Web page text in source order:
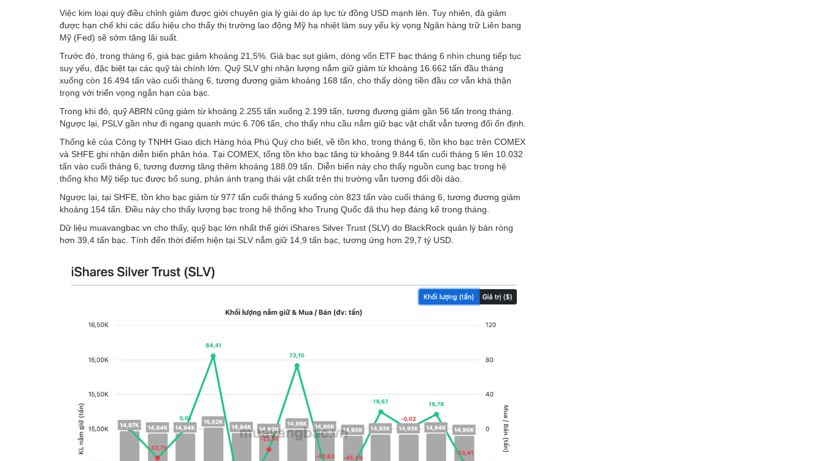
Việc kim loại quý điều chỉnh giảm được giới chuyên gia lý giải do áp lực từ đồng USD mạnh lên. Tuy nhiên, đà giảm
được hạn chế khi các dấu hiệu cho thấy thị trường lao động Mỹ hạ nhiệt làm suy yếu kỳ vọng Ngân hàng trữ Liên bang
Mỹ (Fed) sẽ sớm tăng lãi suất.
Trước đó, trong tháng 6, giá bạc giảm khoảng 21,5%. Giá bạc sụt giảm, dòng vốn ETF bạc tháng 6 nhìn chung tiếp tục
suy yếu, đặc biệt tại các quỹ tài chính lớn. Quỹ SLV ghi nhận lượng nắm giữ giảm từ khoảng 16.662 tấn đầu tháng
xuống còn 16.494 tấn vào cuối tháng 6, tương đương giảm khoảng 168 tấn, cho thấy dòng tiền đầu cơ vẫn khá thận
trọng với triển vọng ngắn hạn của bạc.
Trong khi đó, quỹ ABRN cũng giảm từ khoảng 2.255 tấn xuống 2.199 tấn, tương đương giảm gần 56 tấn trong tháng.
Ngược lại, PSLV gần như đi ngang quanh mức 6.706 tấn, cho thấy nhu cầu nắm giữ bạc vật chất vẫn tương đối ổn định.
Thống kê của Công ty TNHH Giao dịch Hàng hóa Phú Quý cho biết, về tồn kho, trong tháng 6, tồn kho bạc trên COMEX
và SHFE ghi nhận diễn biến phân hóa. Tại COMEX, tổng tồn kho bạc tăng từ khoảng 9.844 tấn cuối tháng 5 lên 10.032
tấn vào cuối tháng 6, tương đương tăng thêm khoảng 188.09 tấn. Diễn biến này cho thấy nguồn cung bạc trong hệ
thống kho Mỹ tiếp tục được bổ sung, phản ánh trạng thái vật chất trên thị trường vẫn tương đối dồi dào.
Ngược lại, tại SHFE, tồn kho bạc giảm từ 977 tấn cuối tháng 5 xuống còn 823 tấn vào cuối tháng 6, tương đương giảm
khoảng 154 tấn. Điều này cho thấy lượng bạc trong hệ thống kho Trung Quốc đã thu hẹp đáng kể trong tháng.
Dữ liệu muavangbac.vn cho thấy, quỹ bạc lớn nhất thế giới iShares Silver Trust (SLV) do BlackRock quản lý bán ròng
hơn 39,4 tấn bạc. Tính đến thời điểm hiện tại SLV nắm giữ 14,9 tấn bạc, tương ứng hơn 29,7 tỷ USD.